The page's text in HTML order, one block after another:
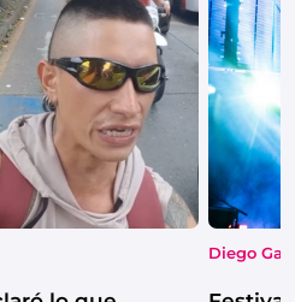
Diego